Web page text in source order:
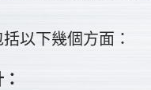
以下幾個方面：